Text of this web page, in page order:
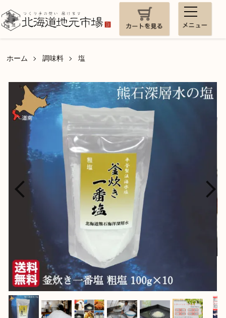
ホーム 調味料 塩